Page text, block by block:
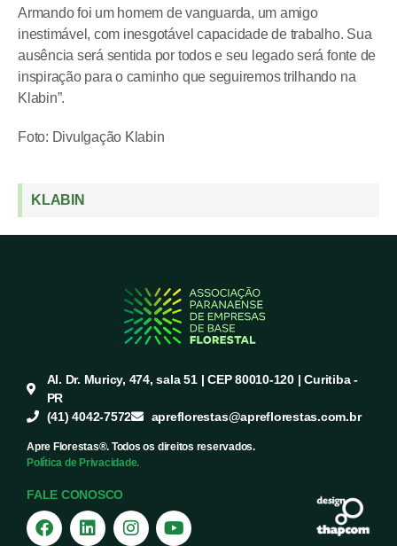
Armando foi um homem de vanguarda, um amigo
inestimável, com inesgotável capacidade de trabalho. Sua
ausência será sentida por todos e seu legado será fonte de
inspiração para o caminho que seguiremos trilhando na
Klabin”.
Foto: Divulgação Klabin
KLABIN
Al. Dr. Muricy, 474, sala 51 | CEP 80010-120 | Curitiba -
PR
(41) 4042-7572
apreflorestas@apreflorestas.com.br
Apre Florestas®. Todos os direitos reservados.
Política de Privacidade.
FALE CONOSCO